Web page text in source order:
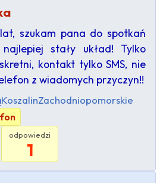
szukam pana do spotkań
najlepiej stały układ! Tylko
kontakt tylko SMS, nie
z wiadomych przyczyn!!
KoszalinZachodniopomorskie
odpowiedzi
1